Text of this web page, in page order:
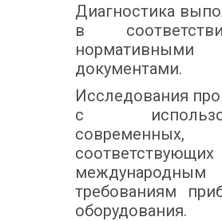
Диагностика
в
нормативными
документами.
Исследования
с
современных,
соответствующих
международным
требованиям
оборудования.